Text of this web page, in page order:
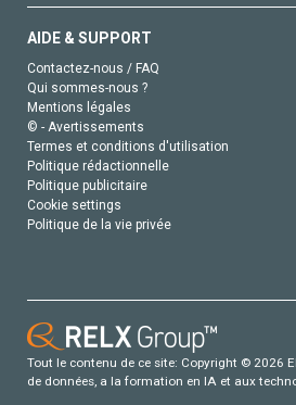
AIDE & SUPPORT
Contactez-nous / FAQ
Qui sommes-nous ?
Mentions légales
© - Avertissements
Termes et conditions d'utilisation
Politique rédactionnelle
Politique publicitaire
Cookie settings
Politique de la vie privée
Tout le contenu de ce site: Copyright © 2026
de données, a la formation en IA et aux